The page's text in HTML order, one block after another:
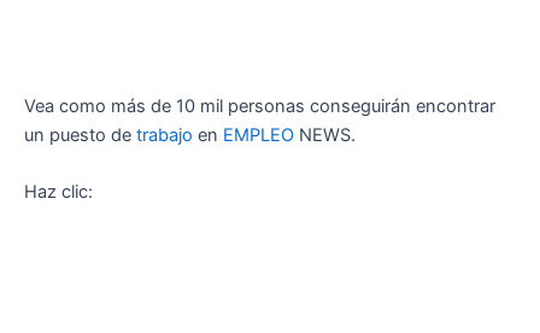
Vea como más de 10 mil personas conseguirán encontrar
un puesto de trabajo en EMPLEO NEWS.
Haz clic: